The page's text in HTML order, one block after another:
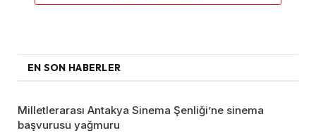
EN SON HABERLER
Milletlerarası Antakya Sinema Şenliği’ne sinema
başvurusu yağmuru